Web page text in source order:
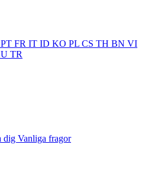
PT FR IT ID KO PL CS TH BN VI
TR
dig Vanliga fragor